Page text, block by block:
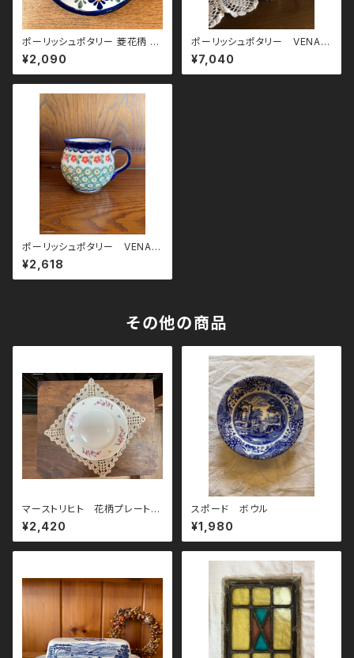
ポーリッシュポタリー 菱花柄 ミ
ニプレート
¥2,090
ポーリッシュポタリー VENA
社 ティーポット『菜の花畑×水
色の花』
¥7,040
ポーリッシュポタリー VENA
社 バブルマグ 赤い花
¥2,618
その他の商品
マーストリヒト 花柄プレート
20cm
¥2,420
スポード ボウル
¥1,980